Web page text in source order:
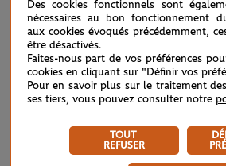
Des cookies fonctionnels sont
nécessaires au bon fonctionnement
aux cookies évoqués précédemment,
être désactivés.
Faites-nous part de vos préférences
cookies en cliquant sur "Définir vos
Pour en savoir plus sur le traitement
ses tiers, vous pouvez consulter notre
TOUT
REFUSER